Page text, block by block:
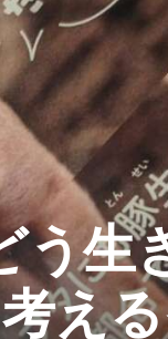
う生
え